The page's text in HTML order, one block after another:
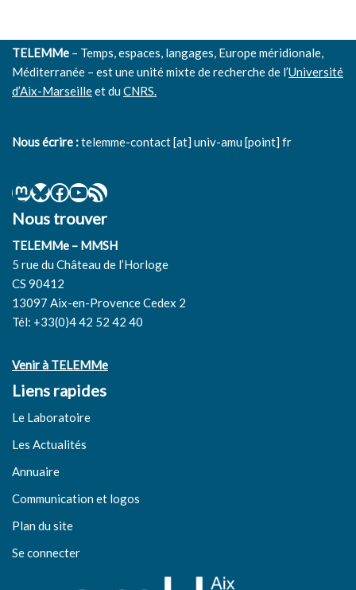
TELEMMe – Temps, espaces, langages, Europe méridionale,
Méditerranée – est une unité mixte de recherche de l’Université
d’Aix-Marseilleet duCNRS.
Nous écrire :telemme-contact [at] univ-amu [point] fr
Nous trouver
TELEMMe – MMSH
5 rue du Château de l’Horloge
CS 90412
13097 Aix-en-Provence Cedex 2
Tél: +33(0)4 42 52 42 40
Venir à TELEMMe
Liens rapides
Le Laboratoire
Les Actualités
Annuaire
Communication et logos
Plan du site
Se connecter